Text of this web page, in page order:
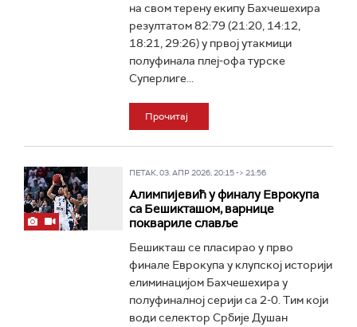
на свом терену екипу Бахчешехира
резултатом 82:79 (21:20, 14:12,
18:21, 29:26) у првој утакмици
полуфинала плеј-офа турске
Суперлиге...
Прочитај
ПЕТАК, 03. АПР 2026, 20:15 -> 21:56
Алимпијевић у финалу Еврокупа
са Бешикташом, варнице
поквариле славље
Бешикташ се пласирао у прво
финале Еврокупа у клупској историји
елиминацијом Бахчешехира у
полуфиналној серији са 2-0. Тим који
води селектор Србије Душан